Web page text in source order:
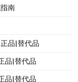
南
品|替代品
品|替代品
品|替代品